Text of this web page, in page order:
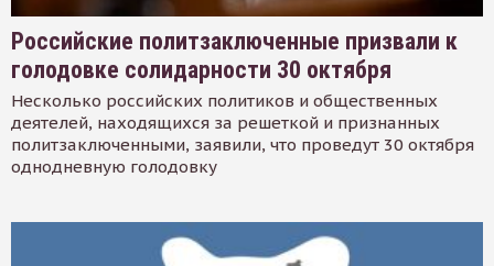
Российские политзаключенные призвали к
голодовке солидарности 30 октября
Несколько российских политиков и общественных
деятелей, находящихся за решеткой и признанных
политзаключенными, заявили, что проведут 30 октября
однодневную голодовку